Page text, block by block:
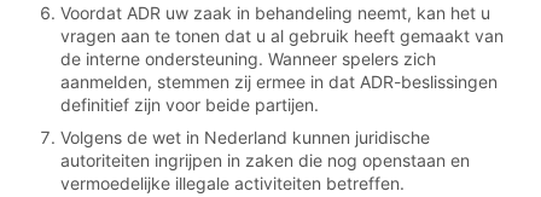
Voordat ADR uw zaak in behandeling neemt, kan het u
vragen aan te tonen dat u al gebruik heeft gemaakt van
de interne ondersteuning. Wanneer spelers zich
aanmelden, stemmen zij ermee in dat ADR-beslissingen
definitief zijn voor beide partijen.
Volgens de wet in Nederland kunnen juridische
autoriteiten ingrijpen in zaken die nog openstaan en
vermoedelijke illegale activiteiten betreffen.